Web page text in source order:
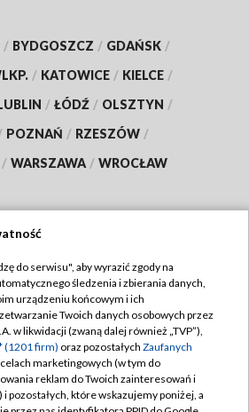
/ BYDGOSZCZ / GDAŃSK /
/ KATOWICE / KIELCE /
/ ŁÓDŹ / OLSZTYN /
POZNAŃ / RZESZÓW /
/ WARSZAWA / WROCŁAW
TVP
Cyfrowa
Regulamin TVP
prywatności
Moje zgody
Pomoc
do serwisu", aby wyrazić zgody na
śledzenia i zbierania danych,
urządzeniu końcowym i ich
Twoich danych osobowych przez
w likwidacji (zwaną dalej również „TVP”),
(1201 firm) oraz pozostałych Zaufanych
celach marketingowych (w tym do
reklam do Twoich zainteresowań i
pozostałych, które wskazujemy poniżej, a